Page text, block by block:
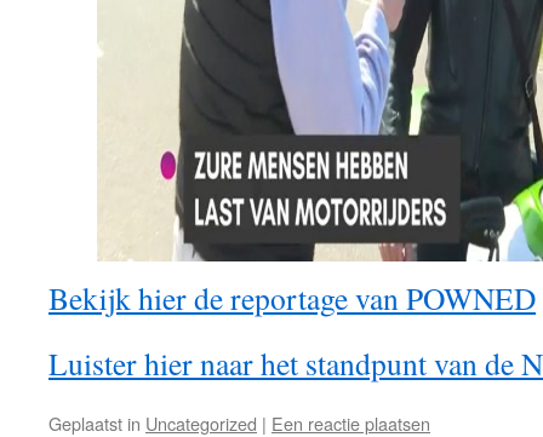
Bekijk hier de reportage van POWNED
Luister hier naar het standpunt van de
Geplaatst in Uncategorized | Een reactie plaatsen